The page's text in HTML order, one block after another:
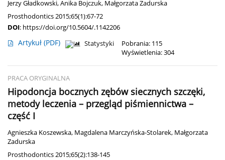
Jerzy Gładkowski,Anika Bojczuk, Małgorzata Zadurska
Prosthodontics 2015;65(1):67-72
DOI: https://doi.org/10.5604/.1142206
Artykuł (PDF) Statystyki
Pobrania: 115
Wyświetlenia: 304
PRACA ORYGINALNA
Hipodoncja bocznych zębów siecznych szczęki,
metody leczenia – przegląd piśmiennictwa –
część I
Agnieszka Koszewska, Magdalena Marczyńska-Stolarek, Małgorzata
Zadurska
Prosthodontics 2015;65(2):138-145